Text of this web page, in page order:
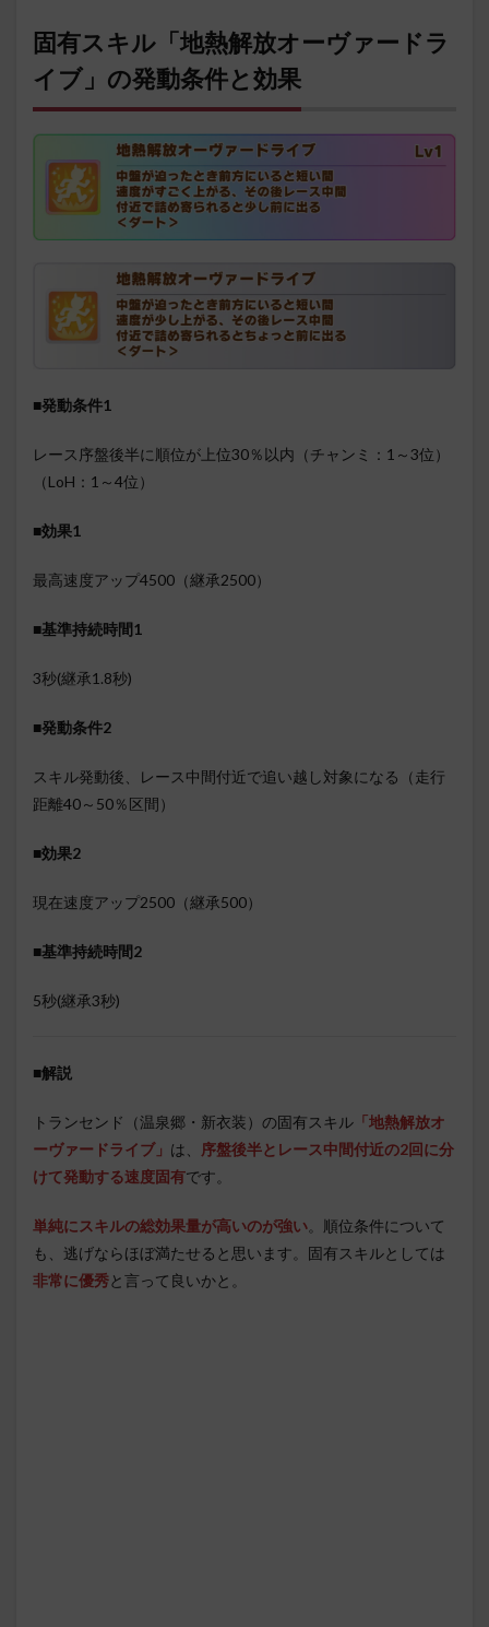
固有スキル「地熱解放オーヴァードラ
イブ」の発動条件と効果
■発動条件1
レース序盤後半に順位が上位30％以内（チャンミ：1～3位）
（LoH：1～4位）
■効果1
最高速度アップ4500（継承2500）
■基準持続時間1
3秒(継承1.8秒)
■発動条件2
スキル発動後、レース中間付近で追い越し対象になる（走行
距離40～50％区間）
■効果2
現在速度アップ2500（継承500）
■基準持続時間2
5秒(継承3秒)
■解説
トランセンド（温泉郷・新衣装）の固有スキル 「地熱解放オ
ーヴァードライブ」 は、
序盤後半とレース中間付近の2回に分
けて発動する速度固有です。
単純にスキルの総効果量が高いのが強い。順位条件について
も、逃げならほぼ満たせると思います。固有スキルとしては
非常に優秀と言って良いかと。